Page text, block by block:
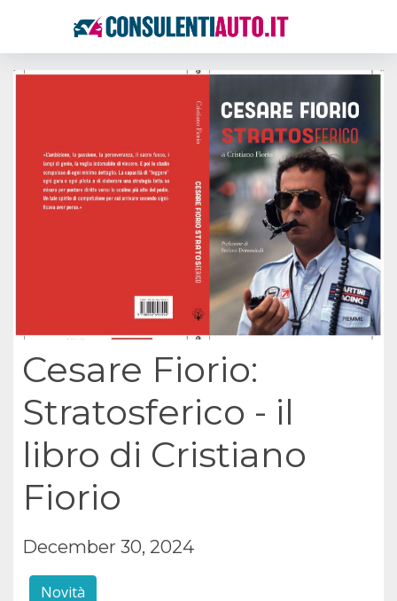
Cesare Fiorio:
Stratosferico - il
libro di Cristiano
Fiorio
December 30, 2024
Novità